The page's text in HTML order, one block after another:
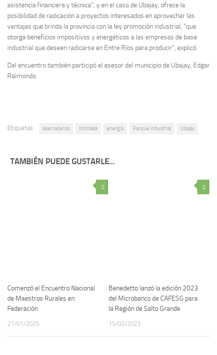
asistencia financiera y técnica”, y en el caso de Ubajay, ofrece la
posibilidad de radicación a proyectos interesados en aprovechar las
ventajas que brinda la provincia con la ley promoción industrial, “que
otorga beneficios impositivos y energéticos a las empresas de base
industrial que deseen radicarse en Entre Ríos para producir”, explicó.
Del encuentro también participó el asesor del municipio de Ubajay, Edgar
Raimondo.
Etiquetas: aserraderos biomasa energía Parque Industrial Ubajay
TAMBIÉN PUEDE GUSTARLE...
0
Comenzó el Encuentro Nacional
de Maestros Rurales en
Federación
21/01/2025
2
Benedetto lanzó la edición 2023
del Microbanco de CAFESG para
la Región de Salto Grande
15/02/2023